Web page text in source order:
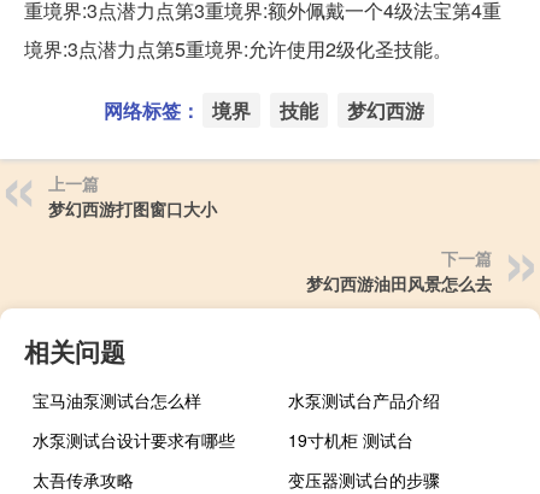
重境界:3点潜力点第3重境界:额外佩戴一个4级法宝第4重
境界:3点潜力点第5重境界:允许使用2级化圣技能。
网络标签： 境界 技能 梦幻西游
上一篇
梦幻西游打图窗口大小
下一篇
梦幻西游油田风景怎么去
相关问题
宝马油泵测试台怎么样
水泵测试台产品介绍
水泵测试台设计要求有哪些
19寸机柜 测试台
太吾传承攻略
变压器测试台的步骤